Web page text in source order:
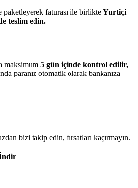
faturası ile birlikte Yurtiçi
teslim edin.
maksimum 5 gün içinde kontrol edilir,
paranız otomatik olarak bankanıza
bizi takip edin, fırsatları kaçırmayın.
İndir